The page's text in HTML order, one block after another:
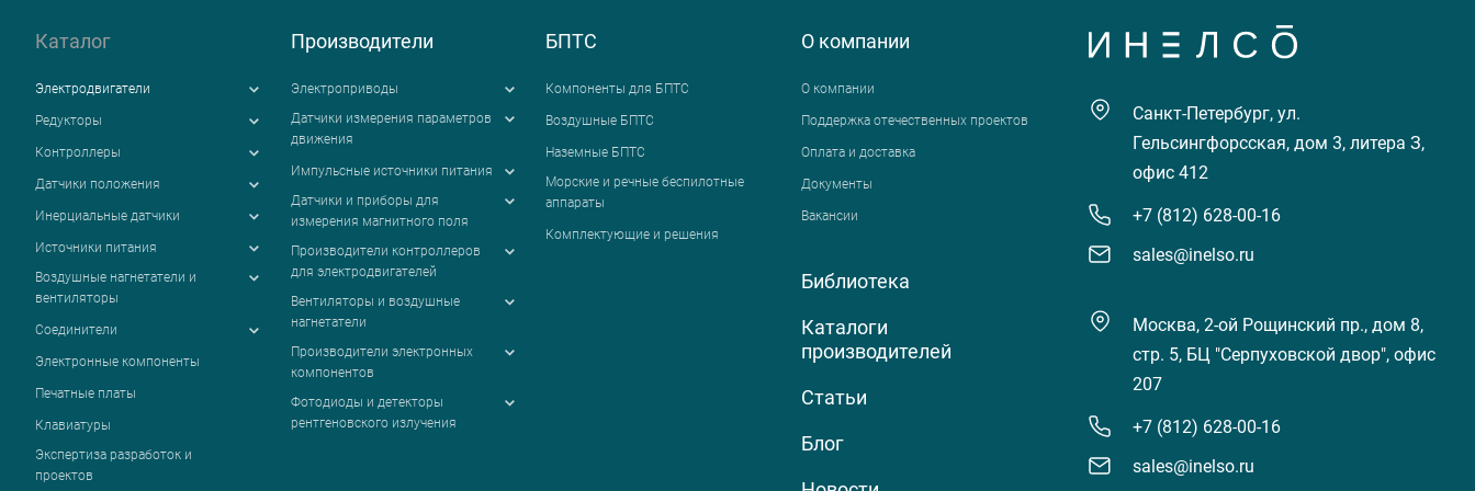
Каталог
Электродвигатели
Редукторы
Контроллеры
Датчики положения
Инерциальные датчики
Источники питания
Воздушные нагнетатели и
вентиляторы
Соединители
Электронные компоненты
Печатные платы
Клавиатуры
Экспертиза разработок и
проектов
Производители
Электроприводы
Датчики измерения параметров
движения
Импульсные источники питания
Датчики и приборы для
измерения магнитного поля
Производители контроллеров
для электродвигателей
Вентиляторы и воздушные
нагнетатели
Производители электронных
компонентов
Фотодиоды и детекторы
рентгеновского излучения
БПТС
Компоненты для БПТС
Воздушные БПТС
Наземные БПТС
Морские и речные беспилотные
аппараты
Комплектующие и решения
О компании
О компании
Поддержка отечественных проектов
Оплата и доставка
Документы
Вакансии
Библиотека
Каталоги
производителей
Статьи
Блог
Санкт-Петербург, ул.
Гельсингфорсская, дом 3, литера З,
офис 412
+7 (812) 628-00-16
sales@inelso.ru
Москва, 2-ой Рощинский пр., дом 8,
стр. 5, БЦ "Серпуховской двор", офис
207
+7 (812) 628-00-16
sales@inelso.ru